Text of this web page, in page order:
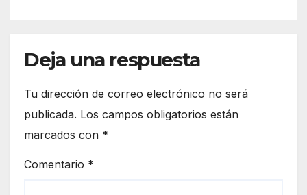
Deja una respuesta
Tu dirección de correo electrónico no será
publicada. Los campos obligatorios están
marcados con *
Comentario *